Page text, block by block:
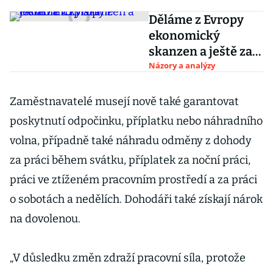
Děláme z Evropy
ekonomický
skanzen a ještě za
to platíme
Názory a analýzy
Zaměstnavatelé musejí nově také garantovat
poskytnutí odpočinku, příplatku nebo náhradního
volna, případně také náhradu odměny z dohody
za práci během svátku, příplatek za noční práci,
práci ve ztíženém pracovním prostředí a za práci
o sobotách a nedělích. Dohodáři také získají nárok
na dovolenou.
„V důsledku změn zdraží pracovní síla, protože